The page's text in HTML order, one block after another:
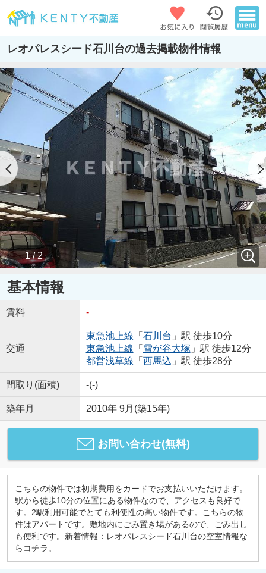
レオパレスシード石川台の過去掲載物件情報
1 / 2
基本情報
賃料 -
交通
東急池上線 「 石川台 」駅 徒歩10分
東急池上線 「 雪が谷大塚 」駅 徒歩12分
都営浅草線 「 西馬込 」駅 徒歩28分
間取り(面積) -(-)
築年月 2010年 9月(築15年)
お問い合わせ(無料)
こちらの物件では初期費用をカードでお支払いいただけます。
駅から徒歩10分の位置にある物件なので、アクセスも良好で
す。2駅利用可能でとても利便性の高い物件です。こちらの物
件はアパートです。敷地内にごみ置き場があるので、ごみ出し
も便利です。新着情報：レオパレスシード石川台の空室情報な
らコチラ。